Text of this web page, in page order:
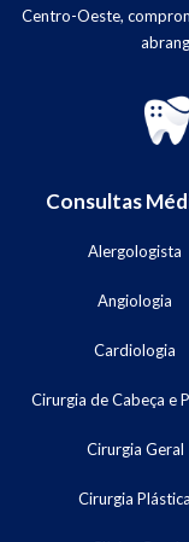
Centro-Oeste,
Consultas
Alergologista
Angiologia
Cardiologia
Cirurgia de Cabeça e
Cirurgia Geral
Cirurgia Plástica